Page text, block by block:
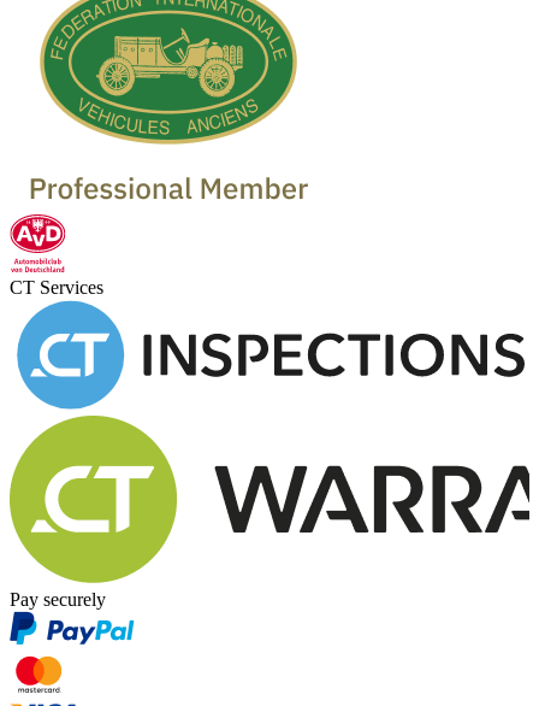
CT Services
Pay securely